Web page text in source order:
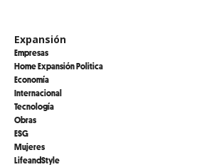
Expansión
Empresas
Home Expansión Politica
Economía
Internacional
Tecnología
Obras
ESG
Mujeres
LifeandStyle